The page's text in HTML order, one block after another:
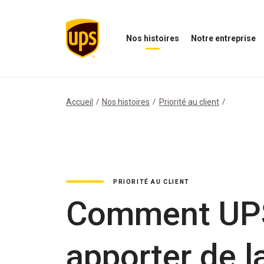
Nos histoires
histoires
Notre entreprise
notre
entreprise
Accueil Nos histoires Priorité au client
PRIORITÉ AU CLIENT
Comment